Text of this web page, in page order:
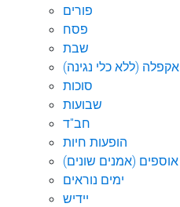
פורים
פסח
שבת
אקפלה (ללא כלי נגינה)
סוכות
שבועות
חב"ד
הופעות חיות
אוספים (אמנים שונים)
ימים נוראים
יידיש